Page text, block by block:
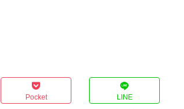
Pocket LINE